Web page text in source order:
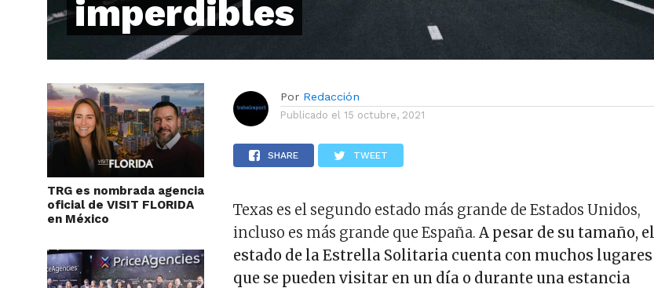
imperdibles
TRG es nombrada agencia
oficial de VISIT FLORIDA
en México
Por Redacción
Publicado el 15 octubre, 2021
SHARE TWEET
Texas es el segundo estado más grande de Estados Unidos,
incluso es más grande que España. A pesar de su tamaño, el
estado de la Estrella Solitaria cuenta con muchos lugares
que se pueden visitar en un día o durante una estancia